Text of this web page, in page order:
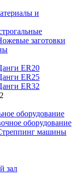
и
заготовки
ER20
ER25
ER32
оборудование
оборудование
машины
зал